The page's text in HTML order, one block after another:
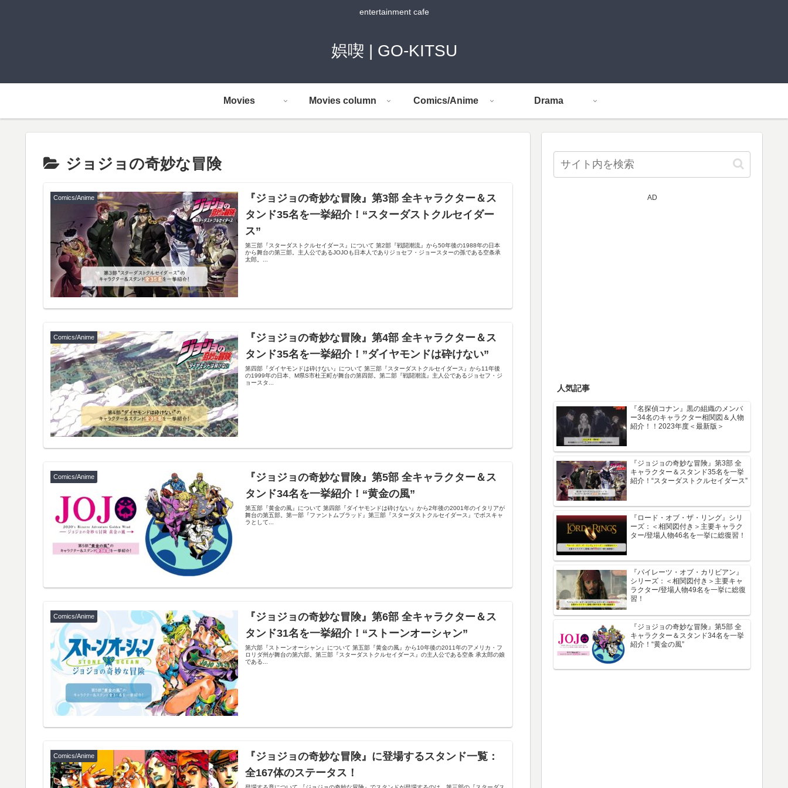
entertainment cafe
娯喫 | GO-KITSU
Movies Movies column Comics/Anime Drama
ジョジョの奇妙な冒険
Comics/Anime
『ジョジョの奇妙な冒険』第3部 全キャラクター＆ス
タンド35名を一挙紹介！“スターダストクルセイダー
ス”
第三部『スターダストクルセイダース』について 第2部『戦闘潮流』から50年後の1988年の日本
から舞台の第三部。主人公であるJOJOも日本人でありジョセフ・ジョースターの孫である空条承
太郎。...
Comics/Anime
『ジョジョの奇妙な冒険』第4部 全キャラクター＆ス
タンド35名を一挙紹介！”ダイヤモンドは砕けない”
第四部『ダイヤモンドは砕けない』について 第三部『スターダストクルセイダース』から11年後
の1999年の日本、M県S市杜王町が舞台の第四部。第二部『戦闘潮流』主人公であるジョセフ・ジ
ョースタ...
Comics/Anime
『ジョジョの奇妙な冒険』第5部 全キャラクター＆ス
タンド34名を一挙紹介！“黄金の風”
第五部『黄金の風』について 第四部『ダイヤモンドは砕けない』から2年後の2001年のイタリアが
舞台の第五部。第一部『ファントムブラッド』第三部『スターダストクルセイダース』でボスキャ
ラとして...
Comics/Anime
『ジョジョの奇妙な冒険』第6部 全キャラクター＆ス
タンド31名を一挙紹介！“ストーンオーシャン”
第六部『ストーンオーシャン』について 第五部『黄金の風』から10年後の2011年のアメリカ・フ
ロリダ州が舞台の第六部。第三部『スターダストクルセイダース』の主人公である空条 承太郎の娘
である...
Comics/Anime
『ジョジョの奇妙な冒険』に登場するスタンド一覧：
全167体のステータス！
AD
人気記事
『名探偵コナン』黒の組織のメンバ
ー34名のキャラクター相関図＆人物
紹介！！2023年度＜最新版＞
『ジョジョの奇妙な冒険』第3部 全
キャラクター＆スタンド35名を一挙
紹介！“スターダストクルセイダース”
『ロード・オブ・ザ・リング』シリ
ーズ：＜相関図付き＞主要キャラク
ター/登場人物46名を一挙に総復習！
『パイレーツ・オブ・カリビアン』
シリーズ：＜相関図付き＞主要キャ
ラクター/登場人物49名を一挙に総復
習！
『ジョジョの奇妙な冒険』第5部 全
キャラクター＆スタンド34名を一挙
紹介！“黄金の風”